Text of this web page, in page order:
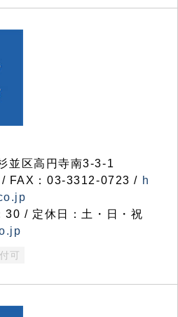
区高円寺南3-3-1
FAX：03-3312-0723 / h
30 / 定休日：土・日・祝
可